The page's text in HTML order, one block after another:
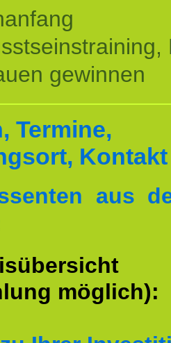
gewinnen
Termine,
Kontakt
aus
möglich):